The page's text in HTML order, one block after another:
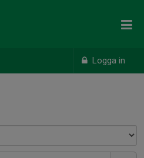
Logga in